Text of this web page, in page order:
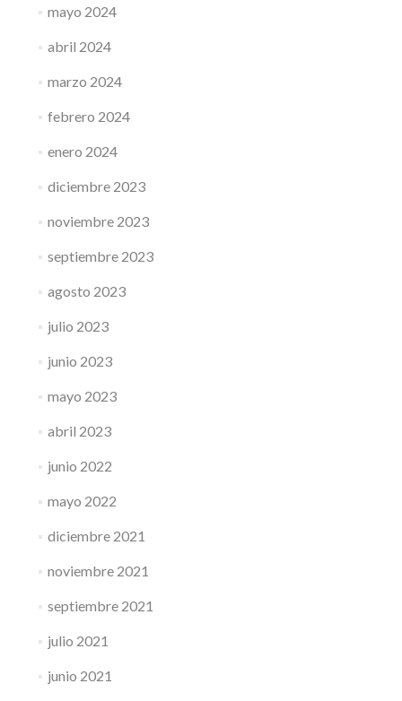
mayo 2024
abril 2024
marzo 2024
febrero 2024
enero 2024
diciembre 2023
noviembre 2023
septiembre 2023
agosto 2023
julio 2023
junio 2023
mayo 2023
abril 2023
junio 2022
mayo 2022
diciembre 2021
noviembre 2021
septiembre 2021
julio 2021
junio 2021